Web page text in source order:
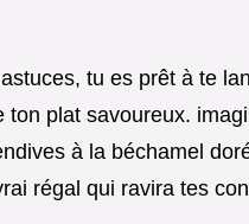
tu es prêt à te
ton plat savoureux.
à la béchamel
régal qui ravira tes